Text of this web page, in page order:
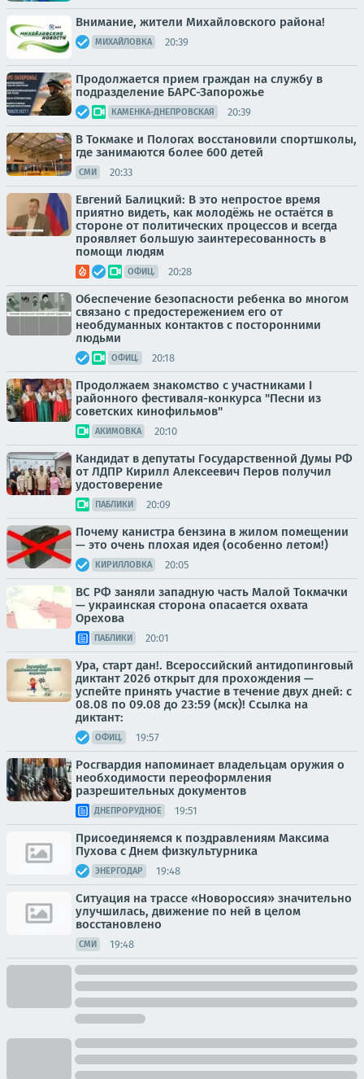
Внимание, жители Михайловского района!
МИХАЙЛОВКА 20:39
Продолжается прием граждан на службу в
подразделение БАРС-Запорожье
КАМЕНКА-ДНЕПРОВСКАЯ 20:39
В Токмаке и Пологах восстановили спортшколы,
где занимаются более 600 детей
СМИ 20:33
Евгений Балицкий: В это непростое время
приятно видеть, как молодёжь не остаётся в
стороне от политических процессов и всегда
проявляет большую заинтересованность в
помощи людям
ОФИЦ. 20:28
Обеспечение безопасности ребенка во многом
связано с предостережением его от
необдуманных контактов с посторонними
людьми
ОФИЦ. 20:18
Продолжаем знакомство с участниками I
районного фестиваля-конкурса "Песни из
советских кинофильмов"
АКИМОВКА 20:10
Кандидат в депутаты Государственной Думы РФ
от ЛДПР Кирилл Алексеевич Перов получил
удостоверение
ПАБЛИКИ 20:09
Почему канистра бензина в жилом помещении
— это очень плохая идея (особенно летом!)
КИРИЛЛОВКА 20:05
ВС РФ заняли западную часть Малой Токмачки
— украинская сторона опасается охвата
Орехова
ПАБЛИКИ 20:01
Ура, старт дан!. Всероссийский антидопинговый
диктант 2026 открыт для прохождения —
успейте принять участие в течение двух дней: с
08.08 по 09.08 до 23:59 (мск)! Ссылка на
диктант:
ОФИЦ. 19:57
Росгвардия напоминает владельцам оружия о
необходимости переоформления
разрешительных документов
ДНЕПРОРУДНОЕ 19:51
Присоединяемся к поздравлениям Максима
Пухова с Днем физкультурника
ЭНЕРГОДАР 19:48
Ситуация на трассе «Новороссия» значительно
улучшилась, движение по ней в целом
восстановлено
СМИ 19:48